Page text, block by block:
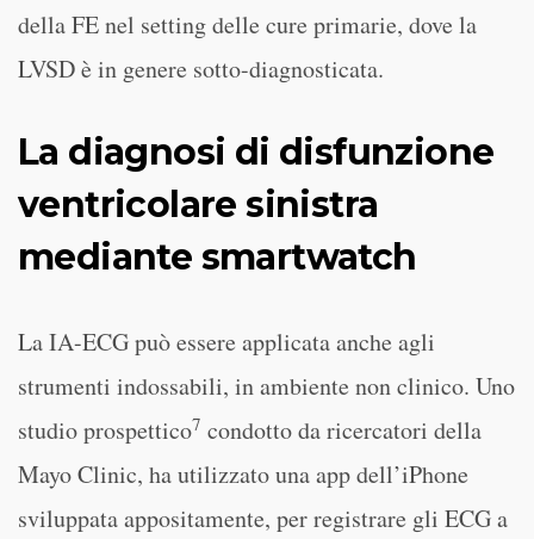
della FE nel setting delle cure primarie, dove la
LVSD è in genere sotto-diagnosticata.
La diagnosi di disfunzione
ventricolare sinistra
mediante smartwatch
La IA-ECG può essere applicata anche agli
strumenti indossabili, in ambiente non clinico. Uno
studio prospettico7 condotto da ricercatori della
Mayo Clinic, ha utilizzato una app dell’iPhone
sviluppata appositamente, per registrare gli ECG a